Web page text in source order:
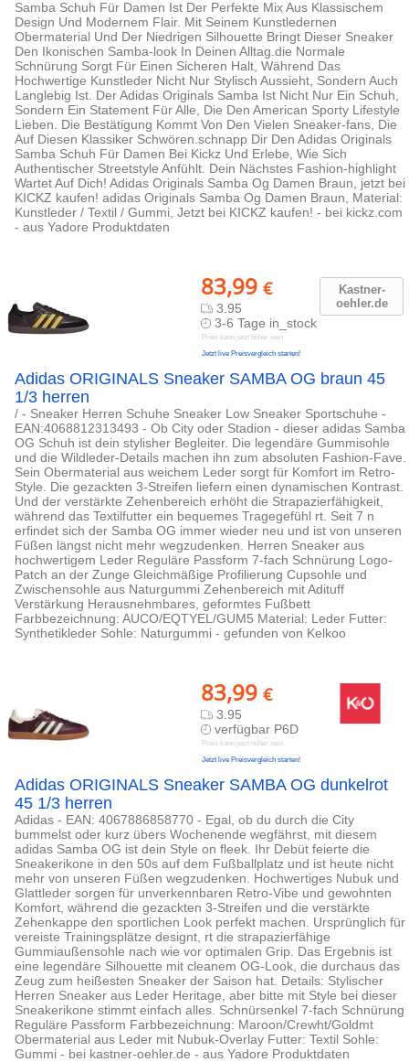
Samba Schuh Für Damen Ist Der Perfekte Mix Aus Klassischem
Design Und Modernem Flair. Mit Seinem Kunstledernen
Obermaterial Und Der Niedrigen Silhouette Bringt Dieser Sneaker
Den Ikonischen Samba-look In Deinen Alltag.die Normale
Schnürung Sorgt Für Einen Sicheren Halt, Während Das
Hochwertige Kunstleder Nicht Nur Stylisch Aussieht, Sondern Auch
Langlebig Ist. Der Adidas Originals Samba Ist Nicht Nur Ein Schuh,
Sondern Ein Statement Für Alle, Die Den American Sporty Lifestyle
Lieben. Die Bestätigung Kommt Von Den Vielen Sneaker-fans, Die
Auf Diesen Klassiker Schwören.schnapp Dir Den Adidas Originals
Samba Schuh Für Damen Bei Kickz Und Erlebe, Wie Sich
Authentischer Streetstyle Anfühlt. Dein Nächstes Fashion-highlight
Wartet Auf Dich! Adidas Originals Samba Og Damen Braun, jetzt bei
KICKZ kaufen! adidas Originals Samba Og Damen Braun, Material:
Kunstleder / Textil / Gummi, Jetzt bei KICKZ kaufen! - bei kickz.com
- aus Yadore Produktdaten
Kastner-
oehler.de
83,99 €
3.95
3-6 Tage in_stock
Preis kann jetzt höher sein
Jetzt live Preisvergleich starten!
Adidas ORIGINALS Sneaker SAMBA OG braun 45
1/3 herren
/ - Sneaker Herren Schuhe Sneaker Low Sneaker Sportschuhe -
EAN:4068812313493 - Ob City oder Stadion - dieser adidas Samba
OG Schuh ist dein stylisher Begleiter. Die legendäre Gummisohle
und die Wildleder-Details machen ihn zum absoluten Fashion-Fave.
Sein Obermaterial aus weichem Leder sorgt für Komfort im Retro-
Style. Die gezackten 3-Streifen liefern einen dynamischen Kontrast.
Und der verstärkte Zehenbereich erhöht die Strapazierfähigkeit,
während das Textilfutter ein bequemes Tragegefühl rt. Seit 7 n
erfindet sich der Samba OG immer wieder neu und ist von unseren
Füßen längst nicht mehr wegzudenken. Herren Sneaker aus
hochwertigem Leder Reguläre Passform 7-fach Schnürung Logo-
Patch an der Zunge Gleichmäßige Profilierung Cupsohle und
Zwischensohle aus Naturgummi Zehenbereich mit Adituff
Verstärkung Herausnehmbares, geformtes Fußbett
Farbbezeichnung: AUCO/EQTYEL/GUM5 Material: Leder Futter:
Synthetikleder Sohle: Naturgummi - gefunden von Kelkoo
83,99 €
3.95
verfügbar P6D
Preis kann jetzt höher sein
Jetzt live Preisvergleich starten!
Adidas ORIGINALS Sneaker SAMBA OG dunkelrot
45 1/3 herren
Adidas - EAN: 4067886858770 - Egal, ob du durch die City
bummelst oder kurz übers Wochenende wegfährst, mit diesem
adidas Samba OG ist dein Style on fleek. Ihr Debüt feierte die
Sneakerikone in den 50s auf dem Fußballplatz und ist heute nicht
mehr von unseren Füßen wegzudenken. Hochwertiges Nubuk und
Glattleder sorgen für unverkennbaren Retro-Vibe und gewohnten
Komfort, während die gezackten 3-Streifen und die verstärkte
Zehenkappe den sportlichen Look perfekt machen. Ursprünglich für
vereiste Trainingsplätze designt, rt die strapazierfähige
Gummiaußensohle nach wie vor optimalen Grip. Das Ergebnis ist
eine legendäre Silhouette mit cleanem OG-Look, die durchaus das
Zeug zum heißesten Sneaker der Saison hat. Details: Stylischer
Herren Sneaker aus Leder Heritage, aber bitte mit Style bei dieser
Sneakerikone stimmt einfach alles. Schnürsenkel 7-fach Schnürung
Reguläre Passform Farbbezeichnung: Maroon/Crewht/Goldmt
Obermaterial aus Leder mit Nubuk-Overlay Futter: Textil Sohle:
Gummi - bei kastner-oehler.de - aus Yadore Produktdaten